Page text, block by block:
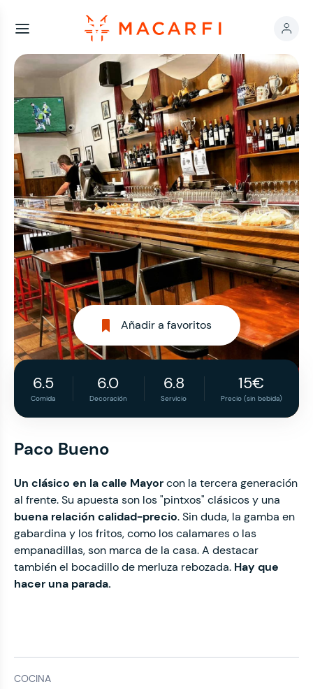
Añadir a favoritos
6.5
Comida
6.0
Decoración
6.8
Servicio
15€
Precio (sin bebida)
Paco Bueno
Un clásico en la calle Mayorcon la tercera generación
al frente. Su apuesta son los "pintxos" clásicos y una
buena relación calidad-precio. Sin duda, la gamba en
gabardina y los fritos, como los calamares o las
empanadillas, son marca de la casa. A destacar
también el bocadillo de merluza rebozada. Hay que
hacer una parada.
COCINA